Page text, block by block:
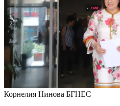
Корнелия Нинова БГНЕС